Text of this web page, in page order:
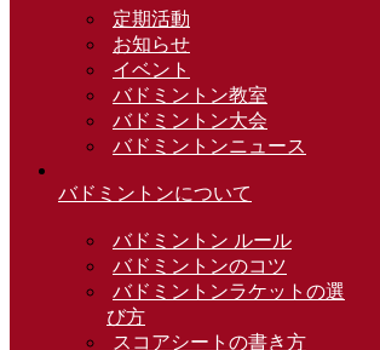
定期活動
お知らせ
イベント
バドミントン教室
バドミントン大会
バドミントンニュース
バドミントンについて
バドミントン ルール
バドミントンのコツ
バドミントンラケットの選
び方
スコアシートの書き方